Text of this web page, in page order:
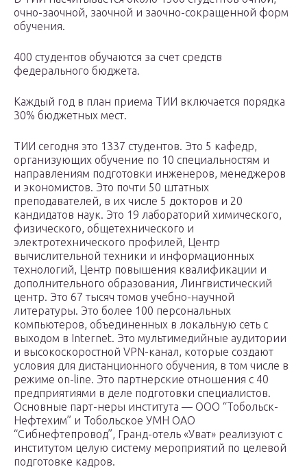
очно-заочной, заочной и заочно-сокращенной форм
обучения.
400 студентов обучаются за счет средств
федерального бюджета.
Каждый год в план приема ТИИ включается порядка
30% бюджетных мест.
ТИИ сегодня это 1337 студентов. Это 5 кафедр,
организующих обучение по 10 специальностям и
направлениям подготовки инженеров, менеджеров
и экономистов. Это почти 50 штатных
преподавателей, в их числе 5 докторов и 20
кандидатов наук. Это 19 лабораторий химического,
физического, общетехнического и
электротехнического профилей, Центр
вычислительной техники и информационных
технологий, Центр повышения квалификации и
дополнительного образования, Лингвистический
центр. Это 67 тысяч томов учебно-научной
литературы. Это более 100 персональных
компьютеров, объединенных в локальную сеть с
выходом в Internet. Это мультимедийные аудитории
и высокоскоростной VPN-канал, которые создают
условия для дистанционного обучения, в том числе в
режиме on-line. Это партнерские отношения с 40
предприятиями в деле подготовки специалистов.
Основные парт-неры института — ООО “Тобольск-
Нефтехим” и Тобольское УМН ОАО
“Сибнефтепровод”, Гранд-отель «Уват» реализуют с
институтом целую систему мероприятий по целевой
подготовке кадров.